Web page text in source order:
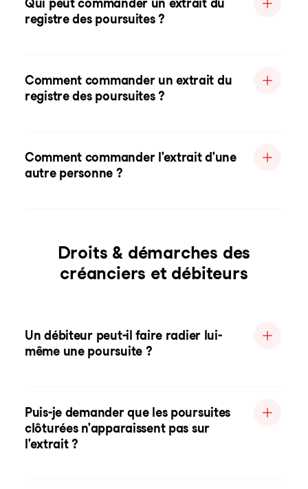
Qui peut commander un extrait du
registre des poursuites ?
Comment commander un extrait du
registre des poursuites ?
Comment commander l'extrait d'une
autre personne ?
Droits & démarches des
créanciers et débiteurs
Un débiteur peut-il faire radier lui-
même une poursuite ?
Puis-je demander que les poursuites
clôturées n'apparaissent pas sur
l'extrait ?